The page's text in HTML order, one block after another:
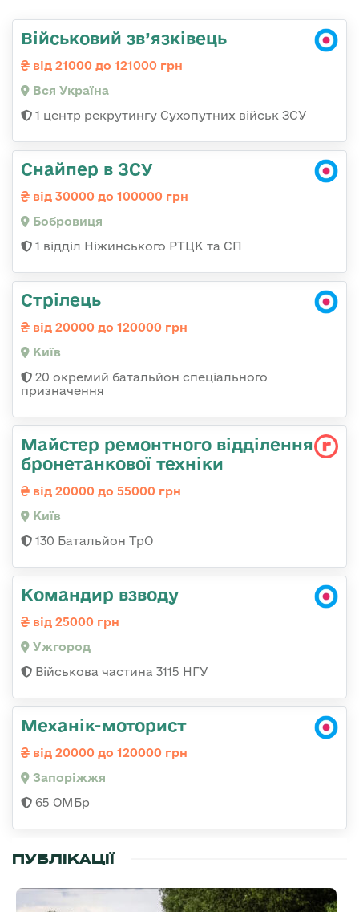
Військовий зв’язківець
від 21000 до 121000 грн
Вся Україна
1 центр рекрутингу Сухопутних військ ЗСУ
Снайпер в ЗСУ
від 30000 до 100000 грн
Бобровиця
1 відділ Ніжинського РТЦК та СП
Стрілець
від 20000 до 120000 грн
Київ
20 окремий батальйон спеціального
призначення
Майстер ремонтного відділення
бронетанкової техніки
від 20000 до 55000 грн
Київ
130 Батальйон ТрО
Командир взводу
від 25000 грн
Ужгород
Військова частина 3115 НГУ
Механік-моторист
від 20000 до 120000 грн
Запоріжжя
65 ОМБр
ПУБЛІКАЦІЇ